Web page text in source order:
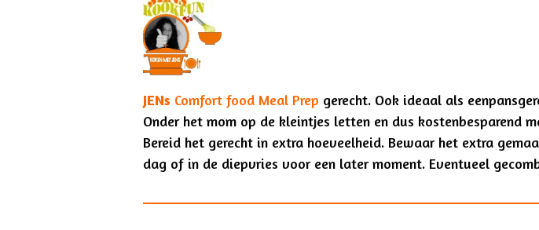
JENs Comfort food Meal Prep gerecht. Ook ideaal als
Onder het mom op de kleintjes letten en dus kostenbesparend
Bereid het gerecht in extra hoeveelheid. Bewaar het extra
dag of in de diepvries voor een later moment. Eventueel